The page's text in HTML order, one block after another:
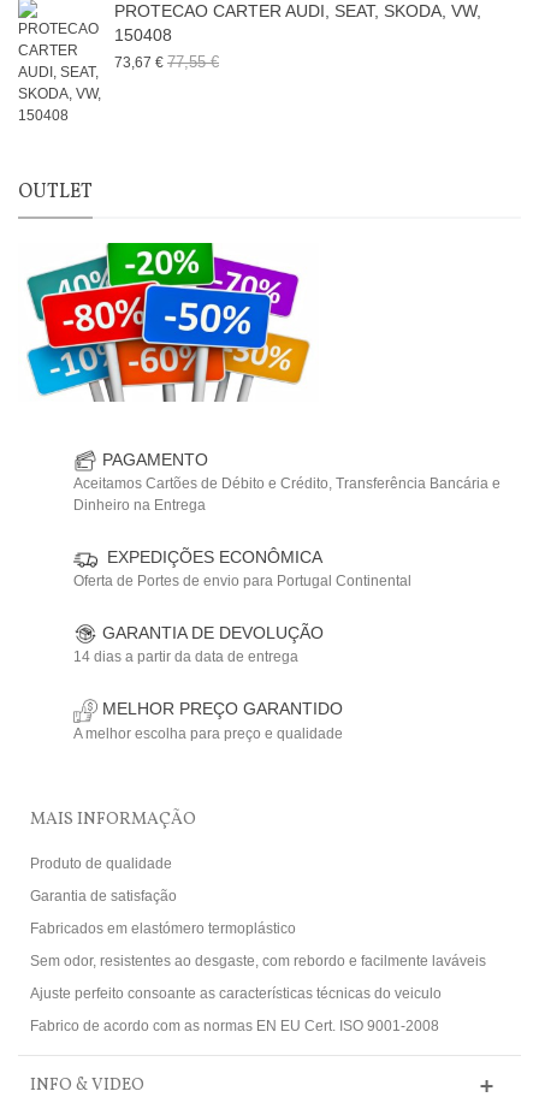
PROTECAO CARTER AUDI, SEAT, SKODA, VW,
150408
73,67 € 77,55 €
OUTLET
PAGAMENTO
Aceitamos Cartões de Débito e Crédito, Transferência Bancária e
Dinheiro na Entrega
EXPEDIÇÕES ECONÔMICA
Oferta de Portes de envio para Portugal Continental
GARANTIA DE DEVOLUÇÃO
14 dias a partir da data de entrega
MELHOR PREÇO GARANTIDO
A melhor escolha para preço e qualidade
MAIS INFORMAÇÃO
Produto de qualidade
Garantia de satisfação
Fabricados em elastómero termoplástico
Sem odor, resistentes ao desgaste, com rebordo e facilmente laváveis
Ajuste perfeito consoante as características técnicas do veiculo
Fabrico de acordo com as normas EN EU Cert. ISO 9001-2008
INFO & VIDEO